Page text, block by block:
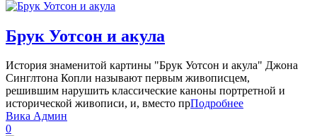
Брук Уотсон и акула
История знаменитой картины "Брук Уотсон и акула" Джона
Синглтона Копли называют первым живописцем,
решившим нарушить классические каноны портретной и
исторической живописи, и, вместо прПодробнее
Вика Админ
0